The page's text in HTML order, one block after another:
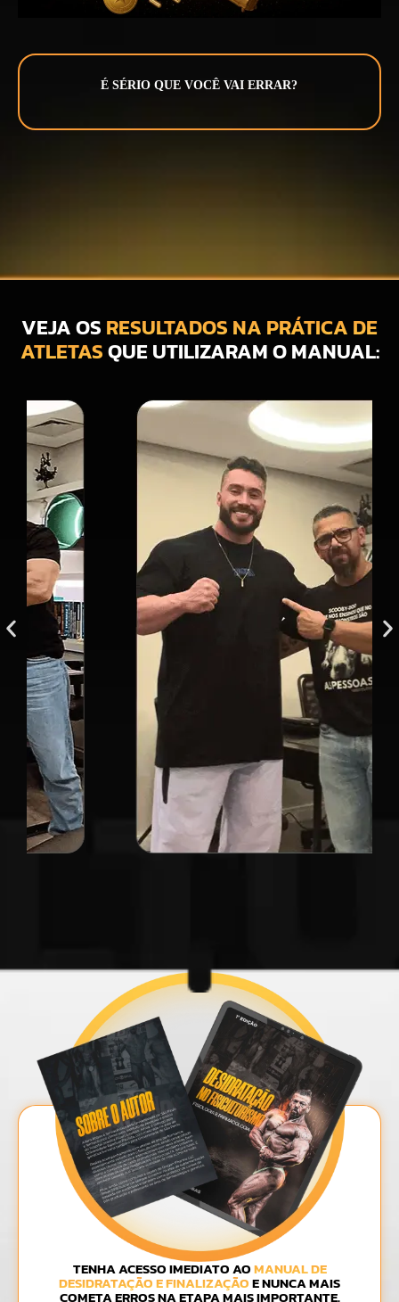
É SÉRIO QUE VOCÊ VAI ERRAR?
VEJA OS RESULTADOS NA PRÁTICA DE
ATLETASQUE UTILIZARAM O MANUAL:
TENHA ACESSO IMEDIATO AOMANUAL DE
DESIDRATAÇÃO E FINALIZAÇÃOE NUNCA MAIS
COMETA ERROS NA ETAPA MAIS IMPORTANTE.